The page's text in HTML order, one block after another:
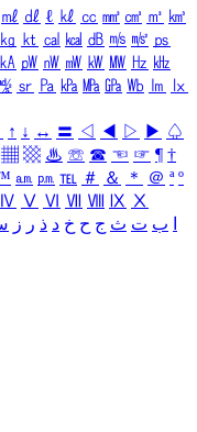
㎖ ㎗ ℓ ㎘ ㏄ ㎣ ㎤ ㎥ ㎦
㎏ ㏏ ㎈ ㎉ ㏈ ㎧ ㎨ ㎰
㎄ ㎺ ㎻ ㎽ ㎾ ㎿ ㎐ ㎑
㏛ ㎩ ㎪ ㎫ ㎬ ㏝ ㏐
㏓
↑ ↓ ↔ 〓 ◁ ◀ ▷ ▶ ♤
▦ ▩ ♨ ☏ ☎ ☜ ☞ ¶ †
㏂ ㏘ ℡ ＃ ＆ ＊ ＠ ª º
Ⅳ Ⅴ Ⅵ Ⅶ Ⅷ Ⅸ Ⅹ
ب ت ث ج ح خ د ذ ر ز